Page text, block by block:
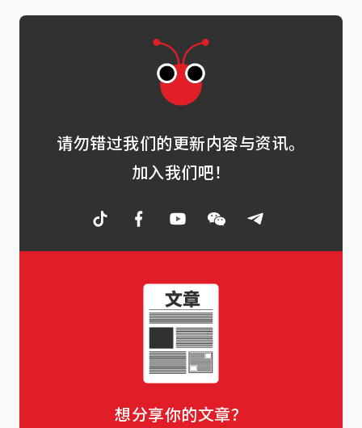
请勿错过我们的更新内容与资讯。
加入我们吧！
想分享你的文章？